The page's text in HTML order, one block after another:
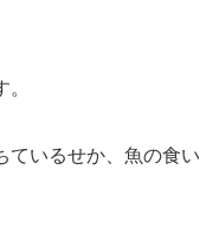
ているせか、魚の食い